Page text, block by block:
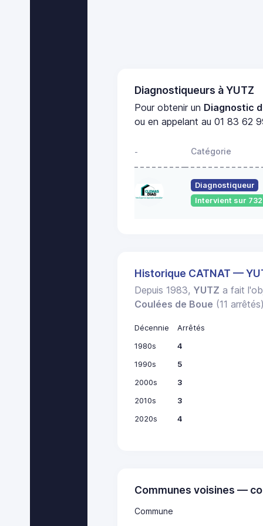
Diagnostiqueurs à YUTZ
Pour obtenir un Diagnostic
ou en appelant au 01 83 62
- Catégorie
Diagnostiqueur
Intervient sur
Historique CATNAT —
Depuis 1983, YUTZ a fait
Coulées de Boue (11
Décennie
Arrêtés
1980s
4
1990s
5
2000s
3
2010s
3
2020s
4
Communes voisines —
Commune